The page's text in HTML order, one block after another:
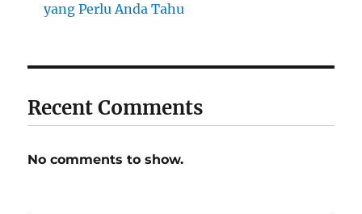
yang Perlu Anda Tahu
Recent Comments
No comments to show.